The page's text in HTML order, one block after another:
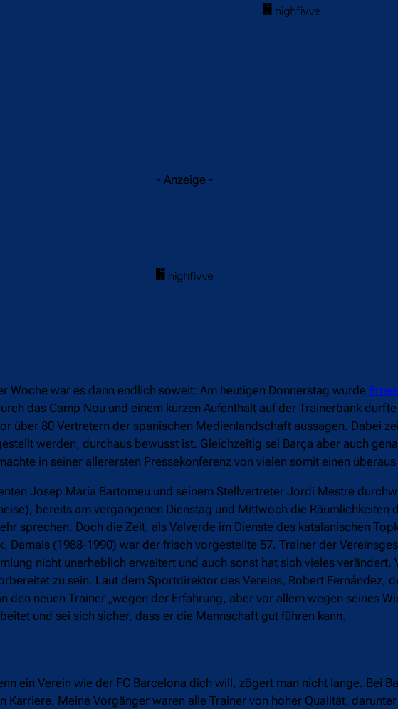
- Anzeige -
Woche war es dann endlich soweit: Am heutigen Donnerstag wurde
das Camp Nou und einem kurzen Aufenthalt auf der Trainerbank
über 80 Vertretern der spanischen Medienlandschaft aussagen. Dabei
werden, durchaus bewusst ist. Gleichzeitig sei Barça aber auch
in seiner allerersten Pressekonferenz von vielen somit einen
Josep Maria Bartomeu und seinem Stellvertreter Jordi Mestre
bereits am vergangenen Dienstag und Mittwoch die Räumlichkeiten
sprechen. Doch die Zeit, als Valverde im Dienste des katalanischen
Damals (1988-1990) war der frisch vorgestellte 57. Trainer der
nicht unerheblich erweitert und auch sonst hat sich vieles verändert.
zu sein. Laut dem Sportdirektor des Vereins, Robert Fernández,
den neuen Trainer „wegen der Erfahrung, aber vor allem wegen seines
und sei sich sicher, dass er die Mannschaft gut führen kann.
ein Verein wie der FC Barcelona dich will, zögert man nicht lange. Bei
Karriere. Meine Vorgänger waren alle Trainer von hoher Qualität,